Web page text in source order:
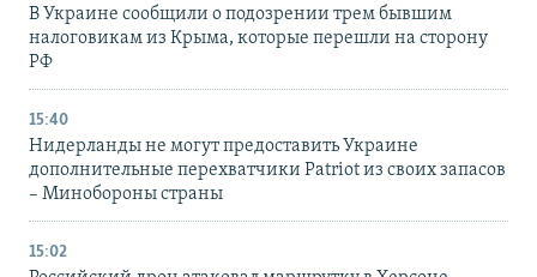
В Украине сообщили о подозрении трем бывшим
налоговикам из Крыма, которые перешли на сторону
РФ
15:40
Нидерланды не могут предоставить Украине
дополнительные перехватчики Patriot из своих запасов
– Минобороны страны
15:02